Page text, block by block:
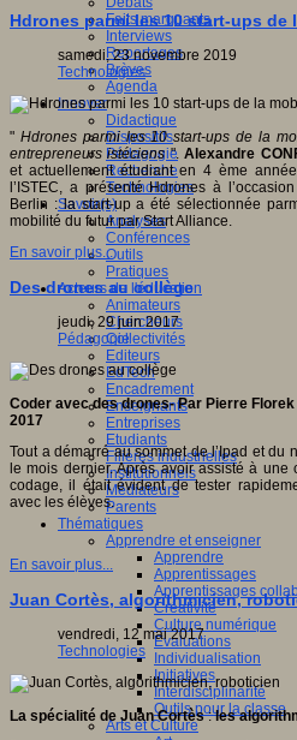
Faits marquants
Interviews
Reportages
Brèves
Agenda
Innover
Didactique
Dispositifs
Pédagogie
Recherche
Technologies
Savoir(s)
Analyses
Conférences
Outils
Pratiques
Acteurs de l'éducation
Animateurs
Chercheurs
Collectivités
Editeurs
EdTech
Encadrement
Enseignants
Entreprises
Etudiants
Filières industrielles
Institutionnels
Médiateurs
Parents
Thématiques
Apprendre et enseigner
Apprendre
Apprentissages
Apprentissages
Créativité
Culture numérique
Evaluations
Individualisation
Initiatives
Interdisciplinarité
Outils pour la classe
Arts et Culture
Hdrones parmi les 10 start-ups
samedi, 23 novembre 2019
Technologies
" Hdrones parmi les 10 start-ups de la
entrepreneurs istéciens".Alexandre
et actuellement étudiant en 4 ème
l’ISTEC, a présenté Hdrones à
Berlin : la start-up a été sélectionnée
mobilité du futur par Start Alliance.
En savoir plus...
Des drones au collège
jeudi, 29 juin 2017
Pédagogie
Coder avec des drones- Par Pierre
2017
Tout a démarré au sommet de l’Ipad et
le mois dernier. Après avoir assisté à
codage, il était évident de tester
avec les élèves.
En savoir plus...
Juan Cortès, algorithmicien,
vendredi, 12 mai 2017
Technologies
La spécialité de Juan Cortès:les